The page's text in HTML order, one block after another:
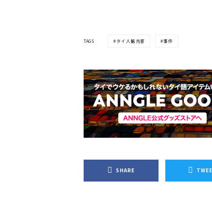
TAGS タイ人観光客 事件
SHARE